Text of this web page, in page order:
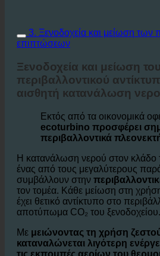
3. Ξενοδοχεία και μείωση των
επιπτώσεων
Ξενοδοχεία και μείωση του
περιβαλλοντικού
αισθητή κατανάλωση
Εκτός από τα οικονομικά
ecoturbino προσφέρει
περιβαλλοντικά
Η κατανάλωση νερού στον κλάδο
ένας από τους μεγαλύτερους
συμβάλλουν στην
τον τομέα. Κάθε μείωση στη χρήση
έχει θετικό αντίκτυπο στο
αποτύπωμα CO₂ του ξενοδοχείου.